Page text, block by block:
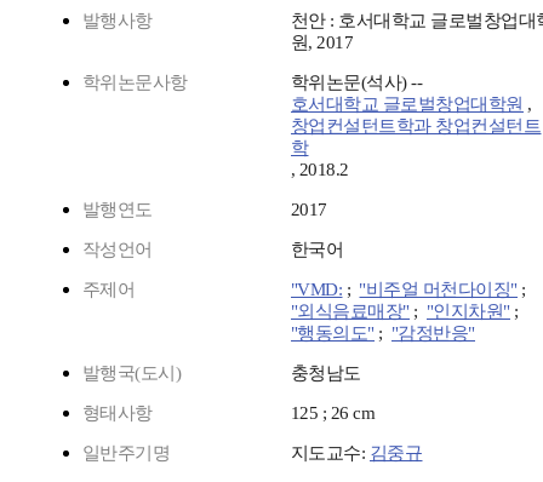
발행사항
천안 : 호서대학교 글로벌창업대
원, 2017
학위논문사항
학위논문(석사) --
호서대학교 글로벌창업대학원 ,
창업컨설턴트학과 창업컨설턴트
학
, 2018.2
발행연도 2017
작성언어 한국어
주제어 "VMD: ; "비주얼 머천다이징" ;
"외식음료매장" ; "인지차원" ;
"행동의도" ; "감정반응"
발행국(도시) 충청남도
형태사항 125 ; 26 cm
일반주기명 지도교수: 김중규